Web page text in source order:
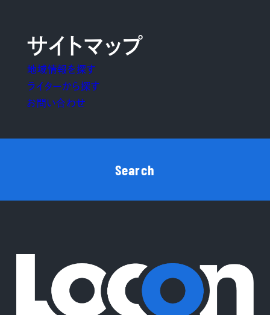
サイトマップ
地域情報を探す
ライターから探す
お問い合わせ
Search